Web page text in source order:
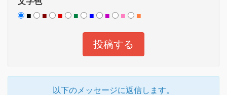
■
■ ■ ■ ■ ■ ■ ■
以下のメッセージに返信します。